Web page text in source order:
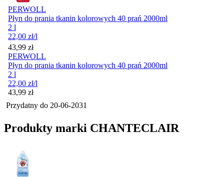
PERWOLL
Płyn do prania tkanin kolorowych 40 prań 2000ml
2 l
22,00 zł/l
Cena
43,99 zł
PERWOLL
Płyn do prania tkanin kolorowych 40 prań 2000ml
2 l
22,00 zł/l
Cena
43,99 zł
Przydatny do 20-06-2031
Produkty marki CHANTECLAIR